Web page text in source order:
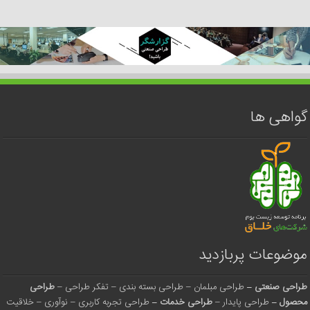
گواهی ها
موضوعات پربازدید
طراحی صنعتی – طراحی مبلمان – طراحی بسته بندی – تفکر طراحی –طراحی
محصول– طراحی پایدار–طراحی خدمات – طراحی تجربه کاربری – نوآوری –خلاقیت